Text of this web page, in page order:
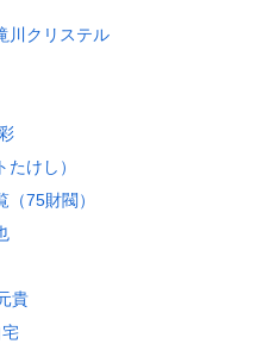
川クリステル
けし）
（75財閥）
貴